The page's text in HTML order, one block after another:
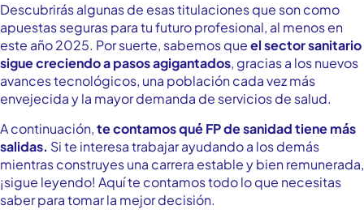
Descubrirás algunas de esas titulaciones que son como
apuestas seguras para tu futuro profesional, al menos en
este año 2025. Por suerte, sabemos queel sector sanitario
sigue creciendo a pasos agigantados, gracias a los nuevos
avances tecnológicos, una población cada vez más
envejecida y la mayor demanda de servicios de salud.
A continuación,te contamos qué FP de sanidad tiene más
salidas. Si te interesa trabajar ayudando a los demás
mientras construyes una carrera estable y bien remunerada,
¡sigue leyendo! Aquí te contamos todo lo que necesitas
saber para tomar la mejor decisión.